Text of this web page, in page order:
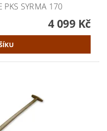
PKS SYRMA 170
4 099 Kč